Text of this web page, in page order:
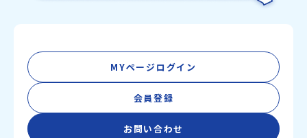
MYページログイン
会員登録
お問い合わせ